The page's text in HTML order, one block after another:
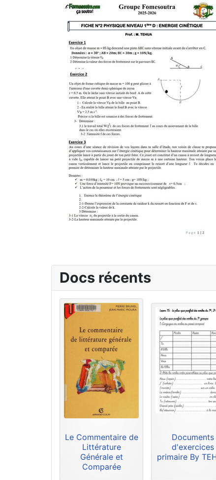
Docs récents
Le Commentaire de
Littérature
Générale et
Comparée
Documents
d'exercices
primaire By